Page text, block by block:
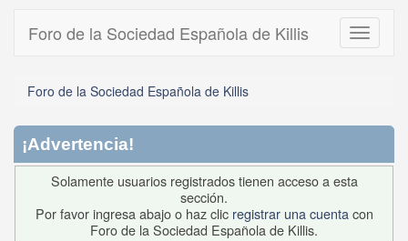
Toggle
Foro de la Sociedad Española de Killis
Foro de la Sociedad Española de Killis
¡Advertencia!
Solamente usuarios registrados tienen acceso a esta
sección.
Por favor ingresa abajo o haz clic registrar una cuenta con
Foro de la Sociedad Española de Killis.